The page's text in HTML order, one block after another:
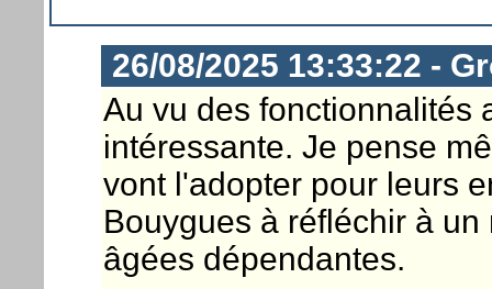
26/08/2025 13:33:22 -
Au vu des fonctionnalités
intéressante. Je pense
vont l'adopter pour leurs
Bouygues à réfléchir à
âgées dépendantes.